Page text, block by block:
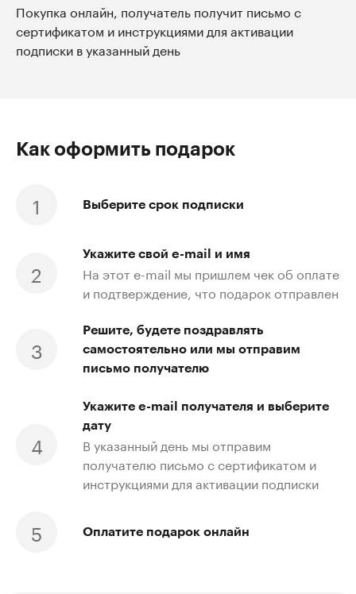
Покупка онлайн, получатель получит письмо с
сертификатом и инструкциями для активации
подписки в указанный день
Как оформить подарок
Выберите срок подписки
Укажите свой e-mail и имя
На этот e-mail мы пришлем чек об оплате
и подтверждение, что подарок отправлен
Решите, будете поздравлять
самостоятельно или мы отправим
письмо получателю
Укажите e-mail получателя и выберите
дату
В указанный день мы отправим
получателю письмо с сертификатом и
инструкциями для активации подписки
Оплатите подарок онлайн